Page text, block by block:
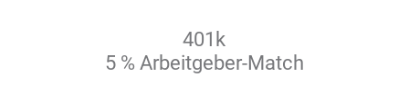
401k
5 % Arbeitgeber-Match